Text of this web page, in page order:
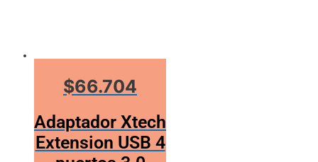
$66.704
Adaptador Xtech
Extension USB 4